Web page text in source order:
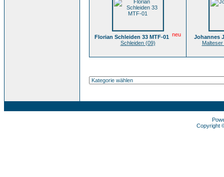
Florian Schleiden 33 MTF-01 neu
Schleiden (09)
Johannes
Copyright